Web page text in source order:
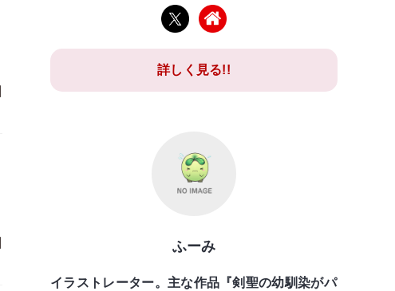
詳しく見る!!
ふーみ
イラストレーター。主な作品『剣聖の幼馴染がパ